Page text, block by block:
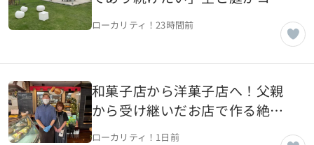
セプトのカフェ【山形県天童
市】
ローカリティ！23時間前
和菓子店から洋菓子店へ！父親
から受け継いだお店で作る絶品
洋菓子【山形県山形市】
ローカリティ！ 1日前